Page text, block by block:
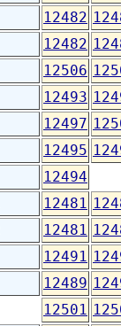
12482
12482
12506
12493
12497
12495
12494
12481
12481
12491
12489
12501